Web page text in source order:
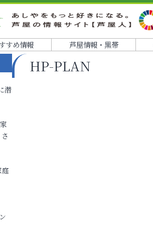
すめ情報 芦屋情報・黒帯
HP-PLAN
潜